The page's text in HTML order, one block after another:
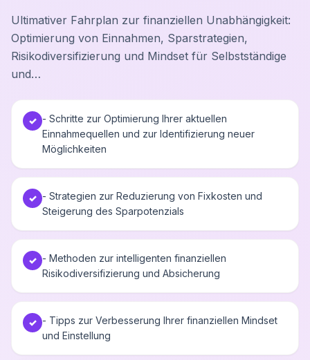
Ultimativer Fahrplan zur finanziellen Unabhängigkeit:
Optimierung von Einnahmen, Sparstrategien,
Risikodiversifizierung und Mindset für Selbstständige
und…
✓ - Schritte zur Optimierung Ihrer aktuellen
Einnahmequellen und zur Identifizierung neuer
Möglichkeiten
✓ - Strategien zur Reduzierung von Fixkosten und
Steigerung des Sparpotenzials
✓ - Methoden zur intelligenten finanziellen
Risikodiversifizierung und Absicherung
✓ - Tipps zur Verbesserung Ihrer finanziellen Mindset
und Einstellung